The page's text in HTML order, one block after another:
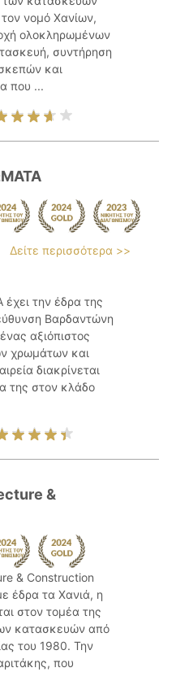
νομό Χανίων,
ολοκληρωμένων
συντήρηση
και
που ...
Δείτε περισσότερα >>
την έδρα της
Βαρδαντώνη
αξιόπιστος
χρωμάτων και
διακρίνεται
της στον κλάδο
&
& Construction
έδρα τα Χανιά, η
στον τομέα της
κατασκευών από
του 1980. Την
που